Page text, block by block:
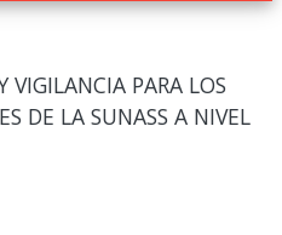
VIGILANCIA PARA LOS
DE LA SUNASS A NIVEL